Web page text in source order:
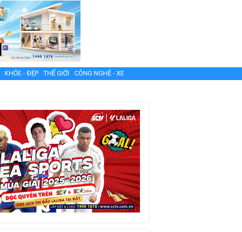
KHỎE - ĐẸP THẾ GIỚI CÔNG NGHỆ - XE